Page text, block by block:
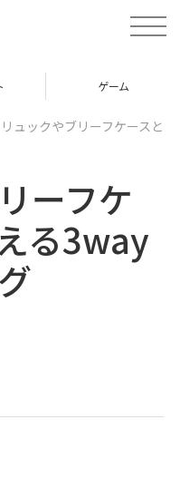
t
o
v
ゲーム
リュックやブリーフケースと
ーフケ
る3way